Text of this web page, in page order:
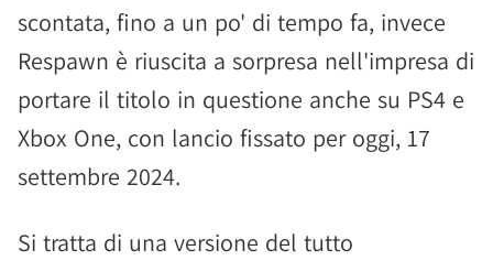
scontata, fino a un po' di tempo fa, invece
Respawn è riuscita a sorpresa nell'impresa di
portare il titolo in questione anche su PS4 e
Xbox One, con lancio fissato per oggi, 17
settembre 2024.
Si tratta di una versione del tutto